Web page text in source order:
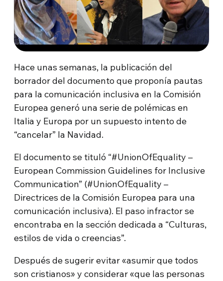
Hace unas semanas, la publicación del
borrador del documento que proponía pautas
para la comunicación inclusiva en la Comisión
Europea generó una serie de polémicas en
Italia y Europa por un supuesto intento de
“cancelar” la Navidad.
El documento se tituló “#UnionOfEquality –
European Commission Guidelines for Inclusive
Communication” (#UnionOfEquality –
Directrices de la Comisión Europea para una
comunicación inclusiva). El paso infractor se
encontraba en la sección dedicada a “Culturas,
estilos de vida o creencias”.
Después de sugerir evitar «asumir que todos
son cristianos» y considerar «que las personas